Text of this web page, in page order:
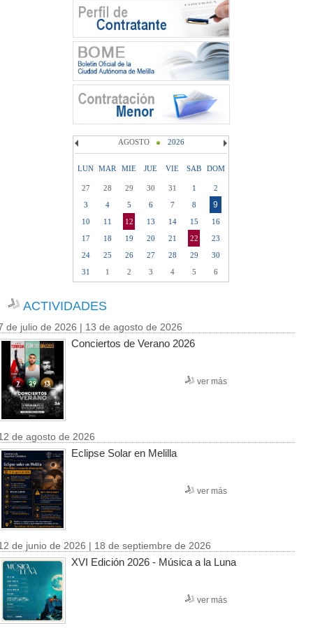
AGOSTO 2026
LUN MAR MIE JUE VIE SAB DOM
27 28 29 30 31 1
2
3
4 5 6 7 8 9
10 11 12 13 14 15
16
17
18 19 20 21 22
23
24
25 26 27 28 29
30
31
1 2 3 4 5 6
ACTIVIDADES
de julio de 2026 | 13 de agosto de 2026
Conciertos de Verano 2026
ver más
de agosto de 2026
Eclipse Solar en Melilla
ver más
de junio de 2026 | 18 de septiembre de 2026
XVI Edición 2026 - Música a la Luna
ver más